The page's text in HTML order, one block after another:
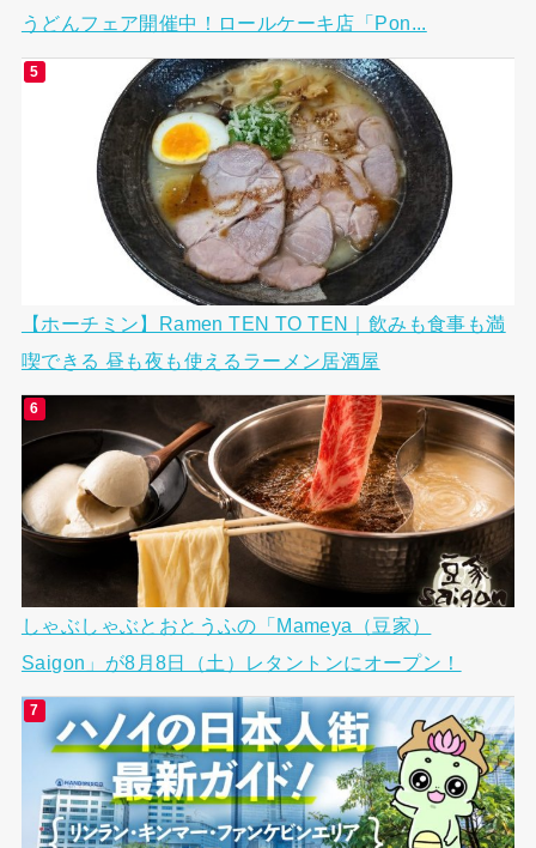
うどんフェア開催中！ロールケーキ店「Pon...
【ホーチミン】Ramen TEN TO TEN｜飲みも食事も満
喫できる 昼も夜も使えるラーメン居酒屋
しゃぶしゃぶとおとうふの「Mameya（豆家）
Saigon」が8月8日（土）レタントンにオープン！